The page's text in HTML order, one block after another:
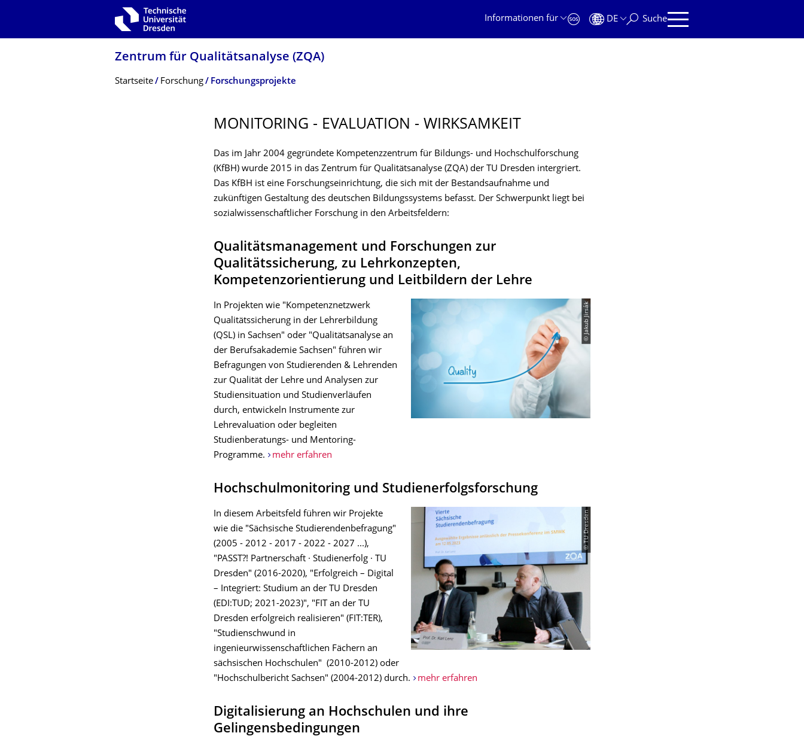
Zur Hauptnavigation springen
Informationen für
DE Suche
Zentrum für Qualitätsanalyse (ZQA)
Breadcrumb-Menü
Startseite Forschung Forschungsprojekte
MONITORING - EVALUATION - WIRKSAMKEIT
Das im Jahr 2004 gegründete Kompetenzzentrum für Bildungs- und Hochschulforschung
(KfBH) wurde 2015 in das Zentrum für Qualitätsanalyse (ZQA) der TU Dresden intergriert.
Das KfBH ist eine Forschungseinrichtung, die sich mit der Bestandsaufnahme und
zukünftigen Gestaltung des deutschen Bildungssystems befasst. Der Schwerpunkt liegt bei
sozialwissenschaftlicher Forschung in den Arbeitsfeldern:
Qualitätsmanagement und Forschungen zur
Qualitätssicherung, zu Lehrkonzepten,
Kompetenzorientierung und Leitbildern der Lehre
© Jakub Jirsák
In Projekten wie "Kompetenznetzwerk
Qualitätssicherung in der Lehrerbildung
(QSL) in Sachsen" oder "Qualitätsanalyse an
der Berufsakademie Sachsen" führen wir
Befragungen von Studierenden & Lehrenden
zur Qualität der Lehre und Analysen zur
Studiensituation und Studienverläufen
durch, entwickeln Instrumente zur
Lehrevaluation oder begleiten
Studienberatungs- und Mentoring-
Programme.
mehr erfahren
Hochschulmonitoring und Studienerfolgsforschung
© TU Dresden
In diesem Arbeitsfeld führen wir Projekte
wie die "Sächsische Studierendenbefragung"
(2005 - 2012 - 2017 - 2022 - 2027 ...),
"PASST?! Partnerschaft · Studienerfolg · TU
Dresden" (2016-2020), "Erfolgreich – Digital
– Integriert: Studium an der TU Dresden
(EDI:TUD; 2021-2023)", "FIT an der TU
Dresden erfolgreich realisieren" (FIT:TER),
"Studienschwund in
ingenieurwissenschaftlichen Fächern an
sächsischen Hochschulen" (2010-2012) oder
"Hochschulbericht Sachsen" (2004-2012) durch.
mehr erfahren
Digitalisierung an Hochschulen und ihre
Gelingensbedingungen